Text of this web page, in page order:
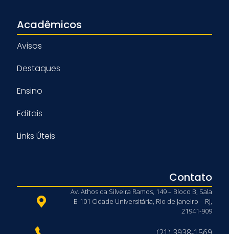
Acadêmicos
Avisos
Destaques
Ensino
Editais
Links Úteis
Contato
Av. Athos da Silveira Ramos, 149 – Bloco B, Sala
B-101 Cidade Universitária, Rio de Janeiro – RJ,
21941-909